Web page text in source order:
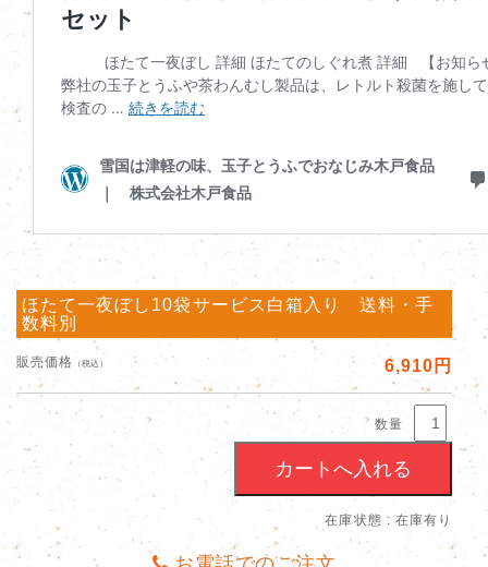
ほたて一夜ぼし10袋サービス白箱入り 送料・手
数料別
販売価格 （税込） 6,910円
数量
在庫状態 : 在庫有り